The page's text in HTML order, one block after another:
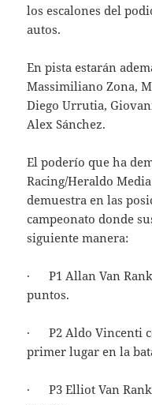
los escalones del
autos.
En pista estarán
Massimiliano Zona,
Diego Urrutia,
Alex Sánchez.
El poderío que ha
Racing/Heraldo
demuestra en las
campeonato donde
siguiente manera:
· P1 Allan Van
puntos.
· P2 Aldo Vincenti
primer lugar en la
· P3 Elliot Van